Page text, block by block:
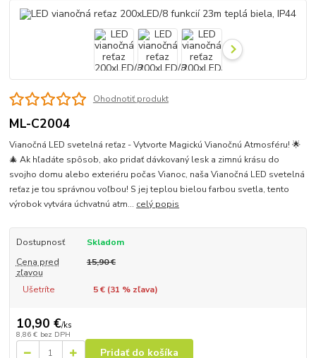
Ohodnotiť produkt
ML-C2004
Vianočná LED svetelná reťaz - Vytvorte Magickú Vianočnú Atmosféru! 🌟
🎄 Ak hľadáte spôsob, ako pridať dávkovaný lesk a zimnú krásu do
svojho domu alebo exteriéru počas Vianoc, naša Vianočná LED svetelná
reťaz je tou správnou voľbou! S jej teplou bielou farbou svetla, tento
výrobok vytvára úchvatnú atm... celý popis
Dostupnosť
Skladom
Cena pred
zľavou
15,90 €
Ušetríte 5 € (31 % zľava)
10,90 €/ks
8,86 € bez DPH
Pridať do košíka